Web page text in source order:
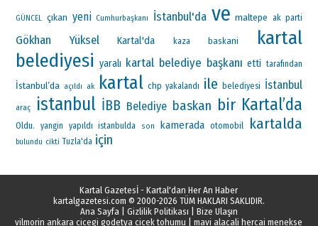
GÜNCEL çıkan yeni Cumhurbaşkanı İstanbul'da ve maltepe ak parti
Gökhan Yüksel Kartal'da kaza baskani
kartal
belediyesi yaralı kartal belediye başkanı etti tarafından
İstanbul’da açıldı ak kartal chp yakalandı ile belediyesi İstanbul
araç istanbul İBB Belediye baskan bir Kartal’da
Oldu. yangin yapıldı istanbulda son kamerada otomobil kartalda
bulundu cikti Tuzla'da için
Kartal Gazetesİ - Kartal'dan Her An Haber
kartalgazetesi.com © 2000-2026 TÜM HAKLARI SAKLIDIR.
Ana Sayfa
Gizlilik Politikası
Bize Ulaşın
vilmorin ankara cicegi godetya cicek tohumu |mavi alacali hercai menekse